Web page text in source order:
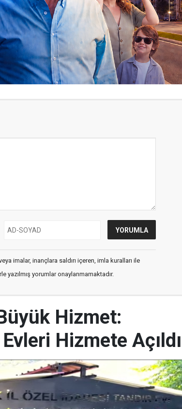
imalar, inançlara saldırı içeren, imla kuralları ile
yazılmış yorumlar onaylanmamaktadır.
Hizmet:
Hizmete Açıldı